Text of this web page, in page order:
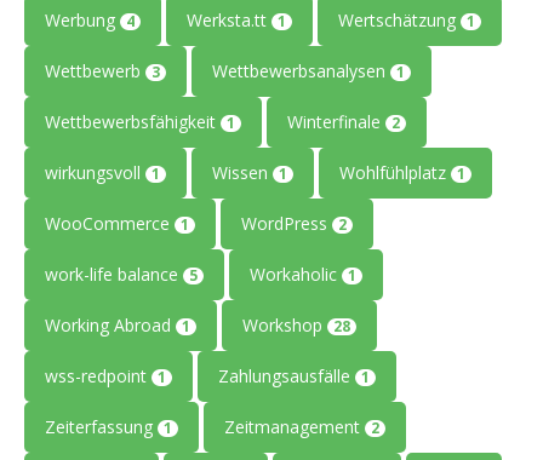
Werbung 4 Werksta.tt 1 Wertschätzung 1
Wettbewerb 3 Wettbewerbsanalysen 1
Wettbewerbsfähigkeit 1 Winterfinale 2
wirkungsvoll 1 Wissen 1 Wohlfühlplatz 1
WooCommerce 1 WordPress 2
work-life balance 5 Workaholic 1
Working Abroad 1 Workshop 28
wss-redpoint 1 Zahlungsausfälle 1
Zeiterfassung 1 Zeitmanagement 2